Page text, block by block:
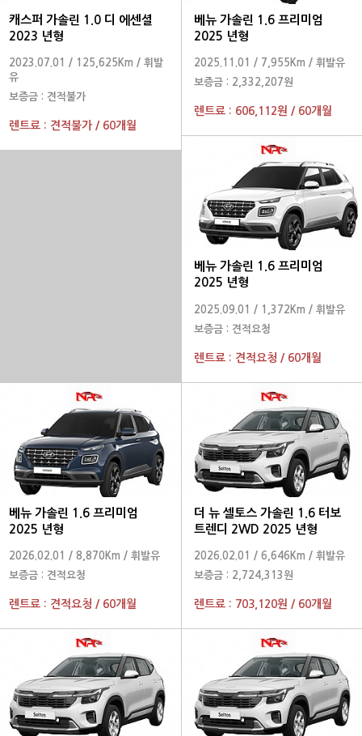
캐스퍼 가솔린 1.0 디 에센셜
2023 년형
2023.07.01 / 125,625Km / 휘발
유
보증금 : 견적불가
렌트료 : 견적불가/ 60개월
베뉴 가솔린 1.6 프리미엄
2025 년형
2025.11.01 / 7,955Km / 휘발유
보증금 : 2,332,207원
렌트료 : 606,112원 / 60개월
베뉴 가솔린 1.6 프리미엄
2025 년형
2025.09.01 / 1,372Km / 휘발유
보증금 : 견적요청
렌트료 : 견적요청 / 60개월
베뉴 가솔린 1.6 프리미엄
2025 년형
2026.02.01 / 8,870Km / 휘발유
보증금 : 견적요청
렌트료 : 견적요청 / 60개월
더 뉴 셀토스 가솔린 1.6 터보
트렌디 2WD 2025 년형
2026.02.01 / 6,646Km / 휘발유
보증금 : 2,724,313원
렌트료 : 703,120원 / 60개월